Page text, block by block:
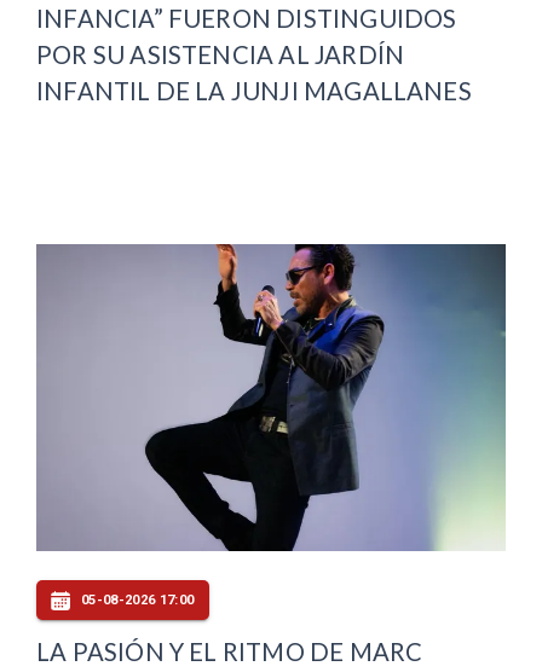
INFANCIA” FUERON DISTINGUIDOS
POR SU ASISTENCIA AL JARDÍN
INFANTIL DE LA JUNJI MAGALLANES
05-08-2026 17:00
LA PASIÓN Y EL RITMO DE MARC